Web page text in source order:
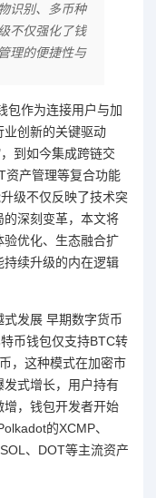
识别、多币种
不仅强化了钱
理的便捷性与
包作为连接用户与加
业创新的关键驱动
到如今集成跨链交
资产管理等复合功能
级不仅反映了技术突
深刻变革，本文将
验优化、生态融合扩
续升级的内在逻辑
发展 早期数字货币
币钱包仅支持BTC转
，这种模式在加密市
式增长，用户持有
，钱包开发者开始
的XCMP、
、DOT等主流资产